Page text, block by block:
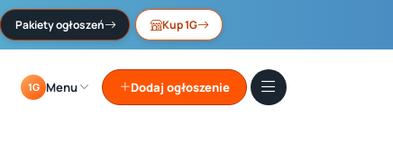
Pakiety ogłoszeń Kup 1G
1G Menu Dodaj ogłoszenie